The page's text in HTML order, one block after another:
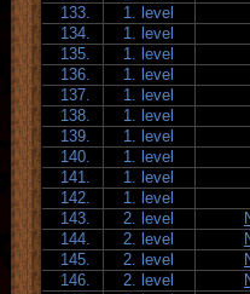
133.
1. level
134.
1. level
135.
1. level
136.
1. level
137.
1. level
138.
1. level
139.
1. level
140.
1. level
141.
1. level
142.
1. level
143.
2. level
144.
2. level
145.
2. level
146.
2. level